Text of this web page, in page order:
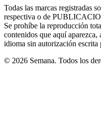
windowwindowwindow
new
window
Todas las marcas registradas
respectiva o de
Se prohíbe la reproducción
contenidos que aquí
idioma sin autorización escrita
© 2026 Semana. Todos los